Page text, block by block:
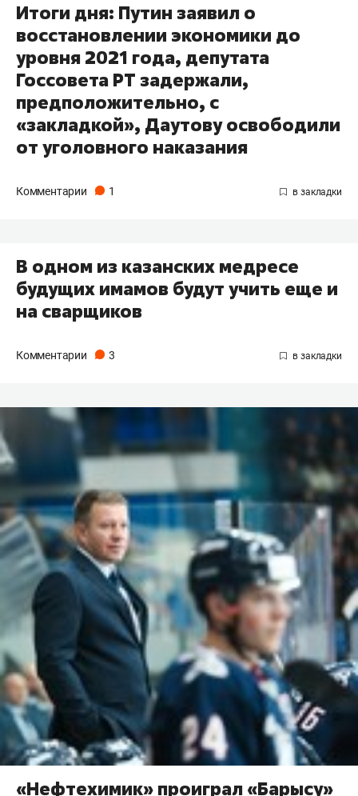
Итоги дня: Путин заявил о
восстановлении экономики до
уровня 2021 года, депутата
Госсовета РТ задержали,
предположительно, с
«закладкой», Даутову освободили
от уголовного наказания
Комментарии 1
В одном из казанских медресе
будущих имамов будут учить еще и
на сварщиков
Комментарии 3
«Нефтехимик» проиграл «Барысу»